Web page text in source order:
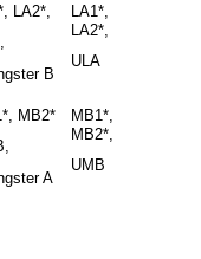
LA2*,
B
LA1*,
LA2*,
ULA
MB2*
A
MB1*,
MB2*,
UMB